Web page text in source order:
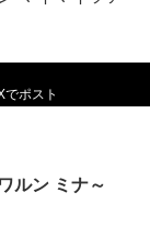
でポスト
ルン ミナ～